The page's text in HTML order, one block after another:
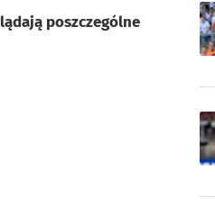
poszczególne